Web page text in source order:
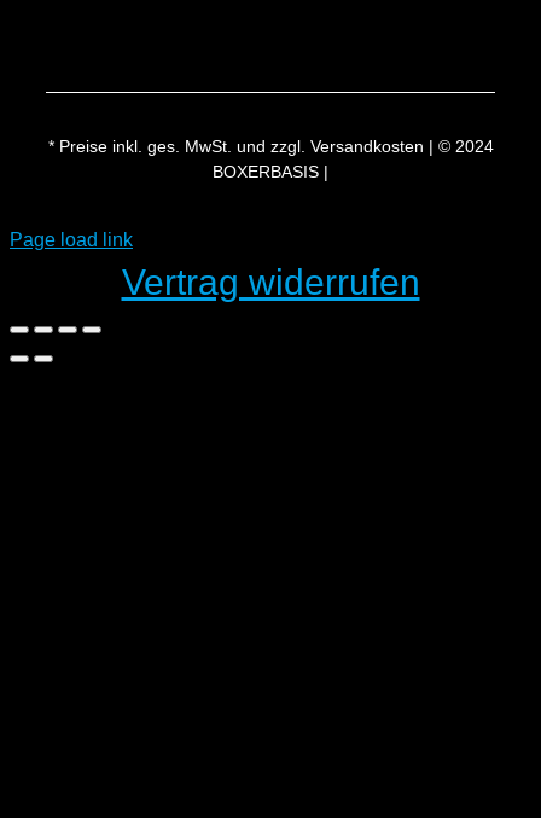
* Preise inkl. ges. MwSt. und zzgl. Versandkosten | © 2024
BOXERBASIS |
Page load link
Vertrag widerrufen